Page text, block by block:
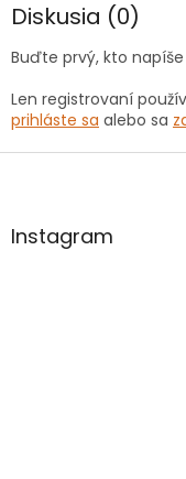
Diskusia (0)
Buďte prvý, kto
Len registrovaní
prihláste sa alebo sa
Z
äInstagram